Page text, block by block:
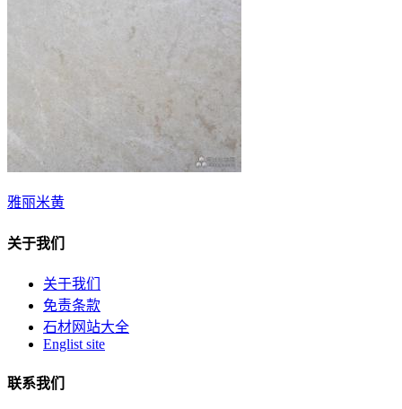
雅丽米黄
关于我们
关于我们
免责条款
石材网站大全
Englist site
联系我们